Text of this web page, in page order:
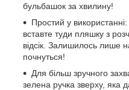
бульбашок за хвилину!
Простий у використанні:
вставте туди пляшку з
відсік. Залишилось лише
почнуться!
Для більш зручного
зелена ручка зверху, яка